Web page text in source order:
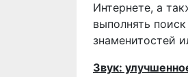
Интернете, а
выполнять
знаменитостей
Звук: